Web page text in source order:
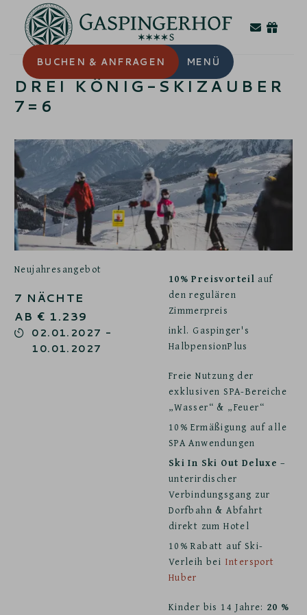
BUCHEN & ANFRAGEN MENÜ
DREI KÖNIG-SKIZAUBER
7=6
Neujahresangebot
7 NÄCHTE
AB € 1.239
02.01.2027 -
10.01.2027
10% Preisvorteil auf
den regulären
Zimmerpreis
inkl. Gaspinger's
HalbpensionPlus
Freie Nutzung der
exklusiven SPA-Bereiche
„Wasser“ & „Feuer“
10% Ermäßigung auf alle
SPA Anwendungen
Ski In Ski Out Deluxe –
unterirdischer
Verbindungsgang zur
Dorfbahn & Abfahrt
direkt zum Hotel
10% Rabatt auf Ski-
Verleih bei Intersport
Huber
Kinder bis 14 Jahre: 20 %